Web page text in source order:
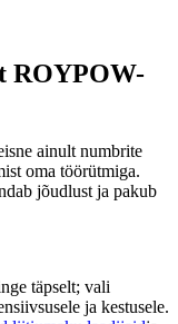
ROYPOW-
ainult numbrite
oma töörütmiga.
jõudlust ja pakub
täpselt; vali
ja kestusele.